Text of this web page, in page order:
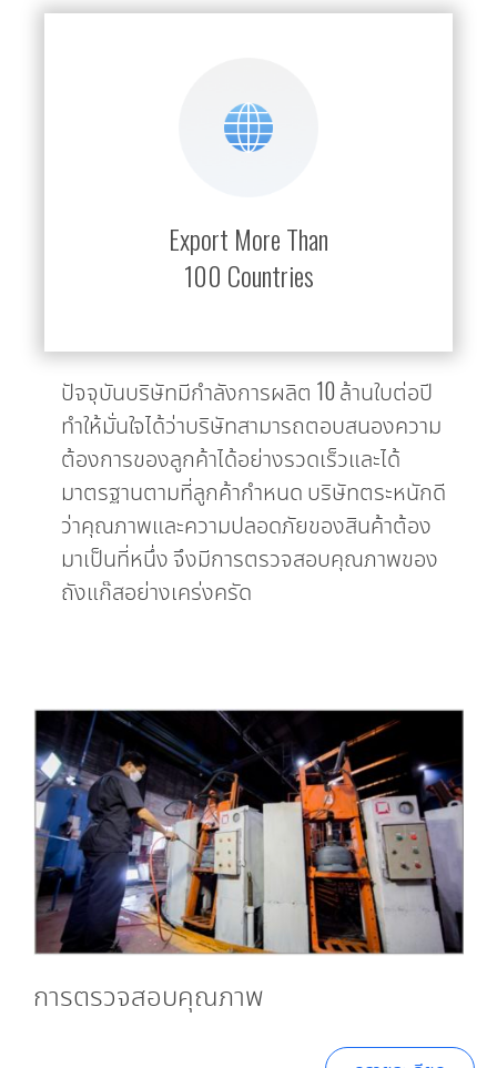
Export More Than
100 Countries
ปัจจุบันบริษัทมีกำลังการผลิต 10 ล้านใบต่อปี
ทำให้มั่นใจได้ว่าบริษัทสามารถตอบสนองความ
ต้องการของลูกค้าได้อย่างรวดเร็วและได้
มาตรฐานตามที่ลูกค้ากำหนด บริษัทตระหนักดี
ว่าคุณภาพและความปลอดภัยของสินค้าต้อง
มาเป็นที่หนึ่ง จึงมีการตรวจสอบคุณภาพของ
ถังแก๊สอย่างเคร่งครัด
การตรวจสอบคุณภาพ